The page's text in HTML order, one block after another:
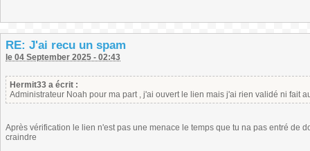
RE: J'ai recu un spam
le 04 September 2025 - 02:43
Hermit33 a écrit :
Administrateur Noah pour ma part , j'ai ouvert le lien mais j'ai rien validé ni fait
Après vérification le lien n'est pas une menace le temps que tu na pas entré de
craindre